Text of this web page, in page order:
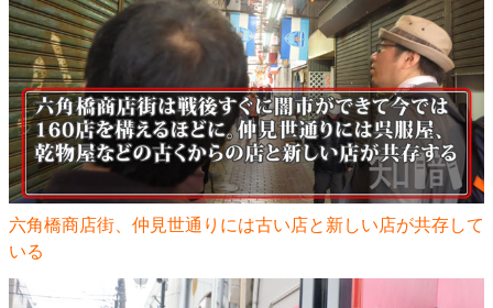
六角橋商店街、仲見世通りには古い店と新しい店が共存して
いる